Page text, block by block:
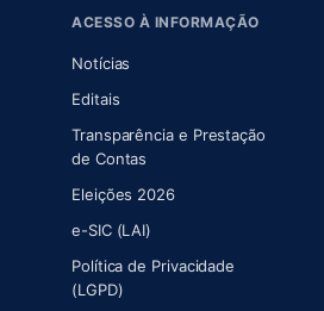
ACESSO À INFORMAÇÃO
Notícias
Editais
Transparência e Prestação
de Contas
Eleições 2026
e-SIC (LAI)
Política de Privacidade
(LGPD)